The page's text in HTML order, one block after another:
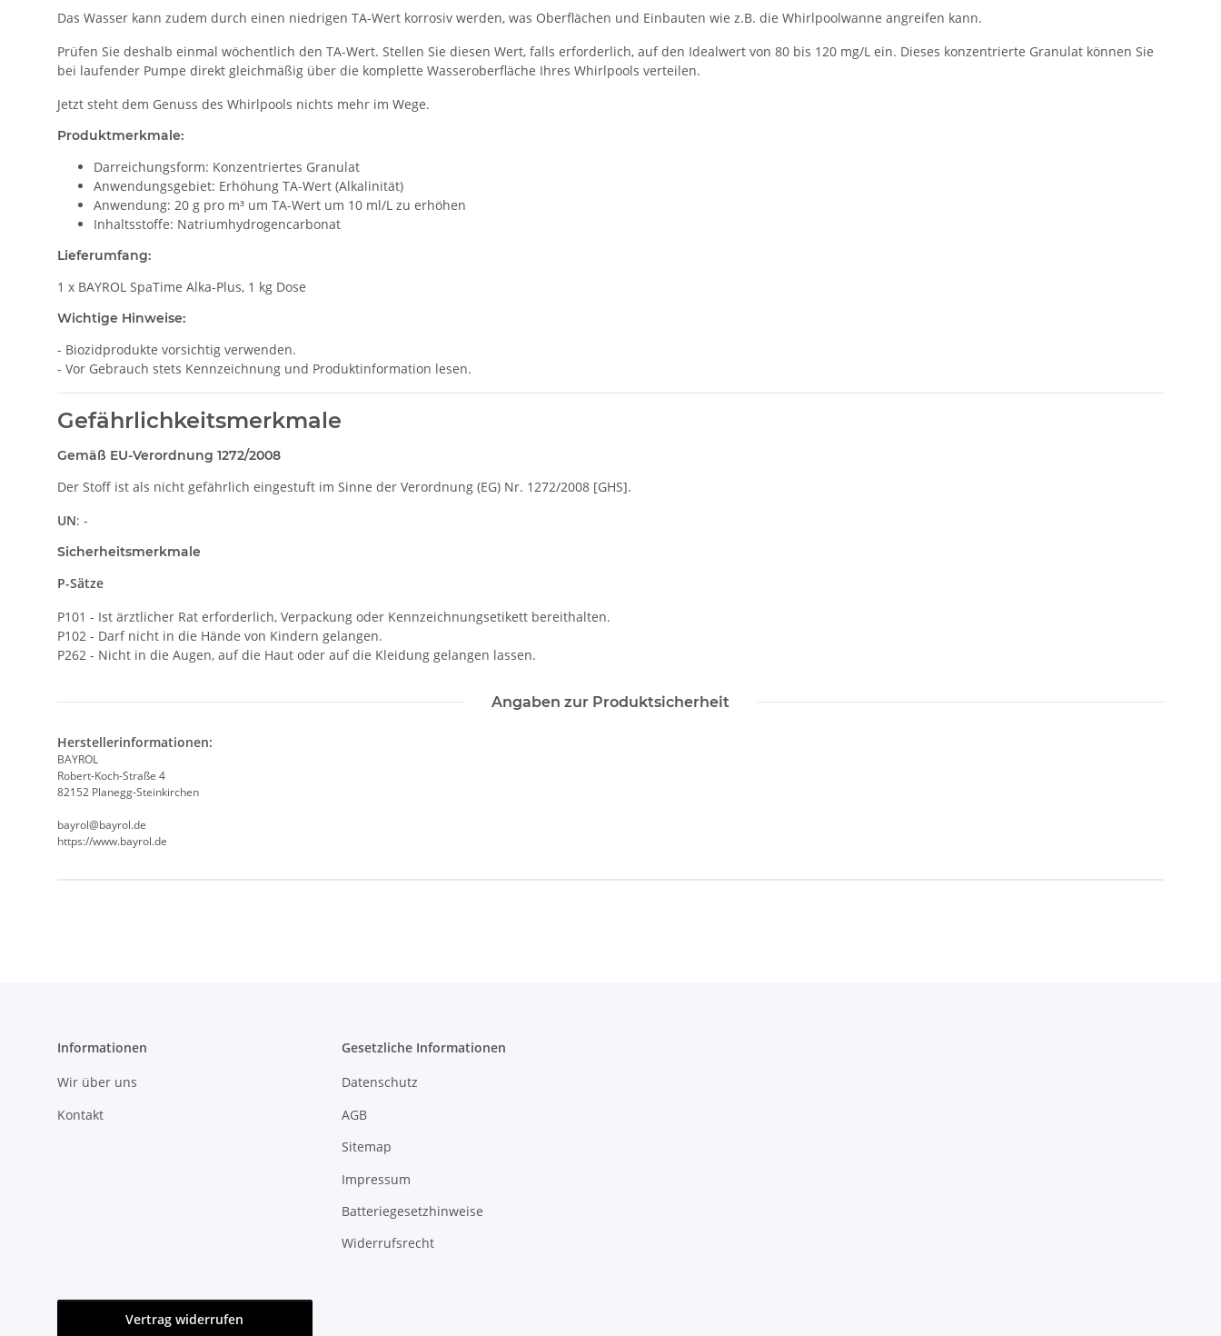
Das Wasser kann zudem durch einen niedrigen TA-Wert korrosiv werden, was Oberflächen und Einbauten wie z.B. die Whirlpoolwanne angreifen kann.
Prüfen Sie deshalb einmal wöchentlich den TA-Wert. Stellen Sie diesen Wert, falls erforderlich, auf den Idealwert von 80 bis 120 mg/L ein. Dieses konzentrierte Granulat können Sie
bei laufender Pumpe direkt gleichmäßig über die komplette Wasseroberfläche Ihres Whirlpools verteilen.
Jetzt steht dem Genuss des Whirlpools nichts mehr im Wege.
Produktmerkmale:
Darreichungsform: Konzentriertes Granulat
Anwendungsgebiet: Erhöhung TA-Wert (Alkalinität)
Anwendung: 20 g pro m³ um TA-Wert um 10 ml/L zu erhöhen
Inhaltsstoffe: Natriumhydrogencarbonat
Lieferumfang:
1 x BAYROL SpaTime Alka-Plus, 1 kg Dose
Wichtige Hinweise:
- Biozidprodukte vorsichtig verwenden.
- Vor Gebrauch stets Kennzeichnung und Produktinformation lesen.
Gefährlichkeitsmerkmale
Gemäß EU-Verordnung 1272/2008
Der Stoff ist als nicht gefährlich eingestuft im Sinne der Verordnung (EG) Nr. 1272/2008 [GHS].
UN: -
Sicherheitsmerkmale
P-Sätze
P101 - Ist ärztlicher Rat erforderlich, Verpackung oder Kennzeichnungsetikett bereithalten.
P102 - Darf nicht in die Hände von Kindern gelangen.
P262 - Nicht in die Augen, auf die Haut oder auf die Kleidung gelangen lassen.
Angaben zur Produktsicherheit
Herstellerinformationen:
BAYROL
Robert-Koch-Straße 4
82152 Planegg-Steinkirchen
bayrol@bayrol.de
https://www.bayrol.de
Informationen
Wir über uns
Kontakt
Gesetzliche Informationen
Datenschutz
AGB
Sitemap
Impressum
Batteriegesetzhinweise
Widerrufsrecht
Vertrag widerrufen